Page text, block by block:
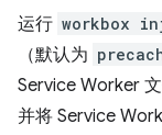
运行 workbox
（默认为
Service Worker
并将 Service